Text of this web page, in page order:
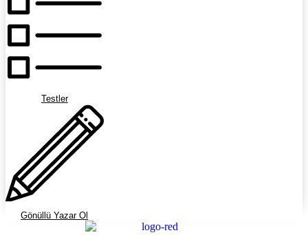
Testler
Gönüllü Yazar Ol